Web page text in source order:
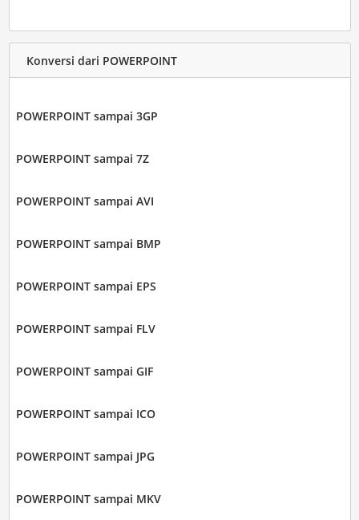
Konversi dari POWERPOINT
POWERPOINT sampai 3GP
POWERPOINT sampai 7Z
POWERPOINT sampai AVI
POWERPOINT sampai BMP
POWERPOINT sampai EPS
POWERPOINT sampai FLV
POWERPOINT sampai GIF
POWERPOINT sampai ICO
POWERPOINT sampai JPG
POWERPOINT sampai MKV